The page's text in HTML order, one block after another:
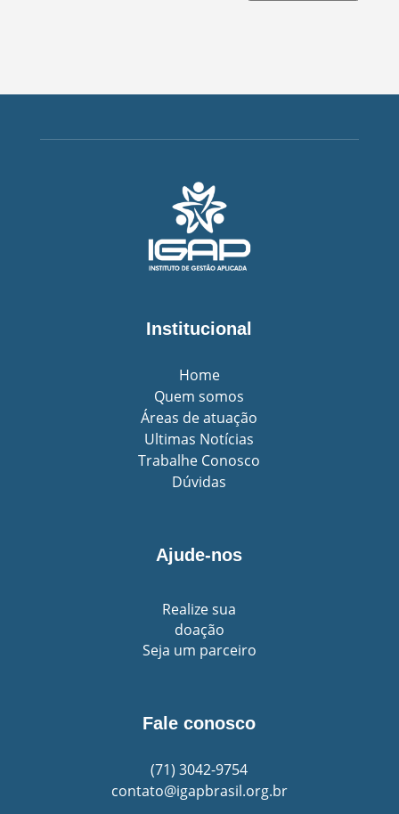
Institucional
Home
Quem somos
Áreas de atuação
Ultimas Notícias
Trabalhe Conosco
Dúvidas
Ajude-nos
Realize sua
doação
Seja um parceiro
Fale conosco
(71)3042-9754
contato@igapbrasil.org.br